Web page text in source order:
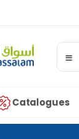
Catalogues